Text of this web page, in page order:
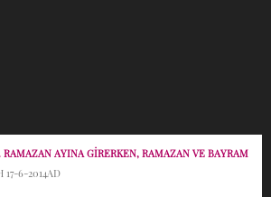
RAMAZAN AYINA GIRERKEN, RAMAZAN VE BAYRAM
17-6-2014AD